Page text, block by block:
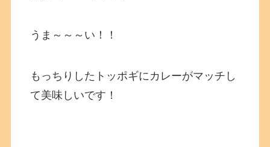
うま～～～い！！
もっちりしたトッポギにカレーがマッチし
て美味しいです！